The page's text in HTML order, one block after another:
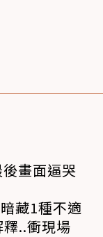
畫面逼哭
藏1種不適
..衝現場